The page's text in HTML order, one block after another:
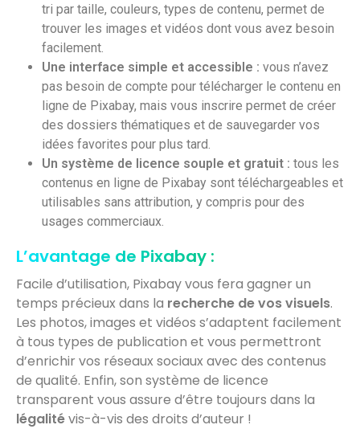
tri par taille, couleurs, types de contenu, permet de
trouver les images et vidéos dont vous avez besoin
facilement.
Une interface simple et accessible : vous n’avez
pas besoin de compte pour télécharger le contenu en
ligne de Pixabay, mais vous inscrire permet de créer
des dossiers thématiques et de sauvegarder vos
idées favorites pour plus tard.
Un système de licence souple et gratuit : tous les
contenus en ligne de Pixabay sont téléchargeables et
utilisables sans attribution, y compris pour des
usages commerciaux.
L’avantage de Pixabay :
Facile d’utilisation, Pixabay vous fera gagner un
temps précieux dans la recherche de vos visuels.
Les photos, images et vidéos s’adaptent facilement
à tous types de publication et vous permettront
d’enrichir vos réseaux sociaux avec des contenus
de qualité. Enfin, son système de licence
transparent vous assure d’être toujours dans la
légalitévis-à-vis des droits d’auteur !